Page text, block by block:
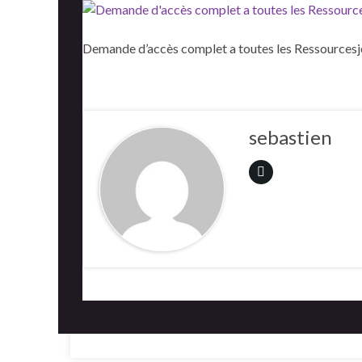
Demande d’accès complet a toutes les
sebastien